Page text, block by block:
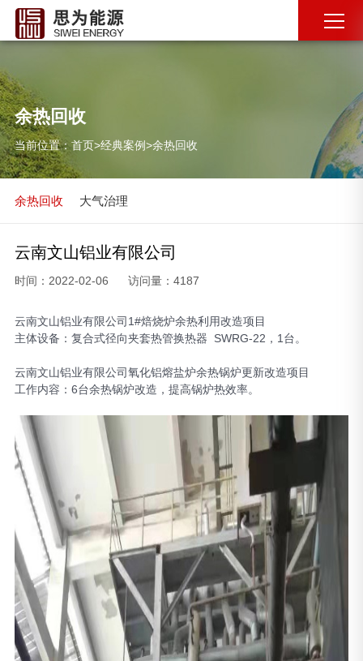
余热回收
当前位置： 首页>经典案例>余热回收
余热回收 大气治理
云南文山铝业有限公司
时间：2022-02-06 访问量：4187
云南文山铝业有限公司1#焙烧炉余热利用改造项目
主体设备：复合式径向夹套热管换热器 SWRG-22，1台。
云南文山铝业有限公司氧化铝熔盐炉余热锅炉更新改造项目
工作内容：6台余热锅炉改造，提高锅炉热效率。